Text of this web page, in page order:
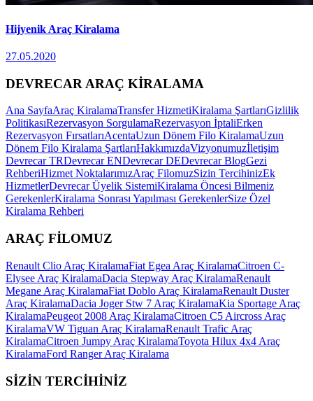
Hijyenik Araç Kiralama
27.05.2020
DEVRECAR ARAÇ KİRALAMA
Ana SayfaAraç KiralamaTransfer HizmetiKiralama ŞartlarıGizlilik
PolitikasıRezervasyon SorgulamaRezervasyon İptaliErken
Rezervasyon FırsatlarıAcentaUzun Dönem Filo KiralamaUzun
Dönem Filo Kiralama ŞartlarıHakkımızdaVizyonumuzİletişim
Devrecar TRDevrecar ENDevrecar DEDevrecar BlogGezi
RehberiHizmet NoktalarımızAraç FilomuzSizin TercihinizEk
HizmetlerDevrecar Üyelik SistemiKiralama Öncesi Bilmeniz
GerekenlerKiralama Sonrası Yapılması GerekenlerSize Özel
Kiralama Rehberi
ARAÇ FİLOMUZ
Renault Clio Araç KiralamaFiat Egea Araç KiralamaCitroen C-
Elysee Araç KiralamaDacia Stepway Araç KiralamaRenault
Megane Araç KiralamaFiat Doblo Araç KiralamaRenault Duster
Araç KiralamaDacia Joger Stw 7 Araç KiralamaKia Sportage Araç
KiralamaPeugeot 2008 Araç KiralamaCitroen C5 Aircross Araç
KiralamaVW Tiguan Araç KiralamaRenault Trafic Araç
KiralamaCitroen Jumpy Araç KiralamaToyota Hilux 4x4 Araç
KiralamaFord Ranger Araç Kiralama
SİZİN TERCİHİNİZ